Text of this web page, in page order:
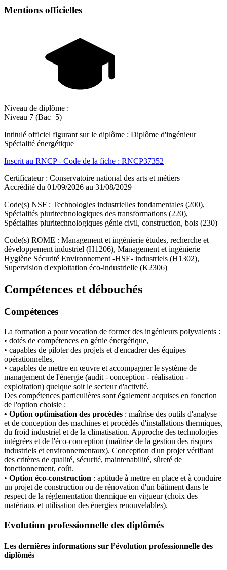
Mentions officielles
Niveau de diplôme :
Niveau 7 (Bac+5)
Intitulé officiel figurant sur le diplôme : Diplôme d'ingénieur
Spécialité énergétique
Inscrit au RNCP - Code de la fiche : RNCP37352
Certificateur : Conservatoire national des arts et métiers
Accrédité du 01/09/2026 au 31/08/2029
Code(s) NSF : Technologies industrielles fondamentales (200),
Spécialités pluritechnologiques des transformations (220),
Spécialites pluritechnologiques génie civil, construction, bois (230)
Code(s) ROME : Management et ingénierie études, recherche et
développement industriel (H1206), Management et ingénierie
Hygiène Sécurité Environnement -HSE- industriels (H1302),
Supervision d'exploitation éco-industrielle (K2306)
Compétences et débouchés
Compétences
La formation a pour vocation de former des ingénieurs polyvalents :
• dotés de compétences en génie énergétique,
• capables de piloter des projets et d'encadrer des équipes
opérationnelles,
• capables de mettre en œuvre et accompagner le système de
management de l'énergie (audit - conception - réalisation -
exploitation) quelque soit le secteur d'activité.
Des compétences particulières sont également acquises en fonction
de l'option choisie :
• Option optimisation des procédés : maîtrise des outils d'analyse
et de conception des machines et procédés d'installations thermiques,
du froid industriel et de la climatisation. Approche des technologies
intégrées et de l'éco-conception (maîtrise de la gestion des risques
industriels et environnementaux). Conception d'un projet vérifiant
des critères de qualité, sécurité, maintenabilité, sûreté de
fonctionnement, coût.
• Option éco-construction : aptitude à mettre en place et à conduire
un projet de construction ou de rénovation d'un bâtiment dans le
respect de la réglementation thermique en vigueur (choix des
matériaux et utilisation des énergies renouvelables).
Evolution professionnelle des diplômés
Les dernières informations sur l’évolution professionnelle des
diplômés